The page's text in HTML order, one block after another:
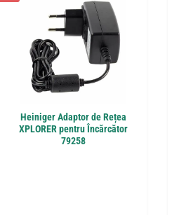
Heiniger Adaptor de Rețea
XPLORER pentru Încărcător
79258